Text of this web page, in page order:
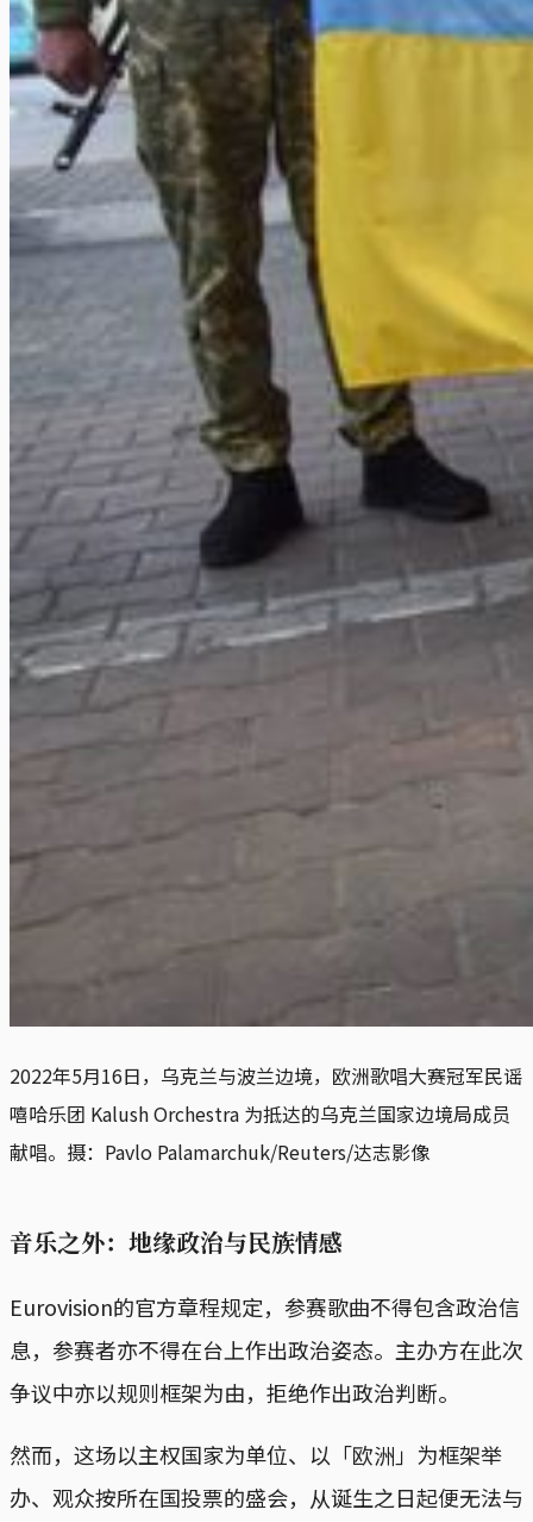
2022年5月16日，乌克兰与波兰边境，欧洲歌唱大赛冠军民谣
嘻哈乐团 Kalush Orchestra 为抵达的乌克兰国家边境局成员
献唱。摄：Pavlo Palamarchuk/Reuters/达志影像
音乐之外：地缘政治与民族情感
Eurovision的官方章程规定，参赛歌曲不得包含政治信
息，参赛者亦不得在台上作出政治姿态。主办方在此次
争议中亦以规则框架为由，拒绝作出政治判断。
然而，这场以主权国家为单位、以「欧洲」为框架举
办、观众按所在国投票的盛会，从诞生之日起便无法与